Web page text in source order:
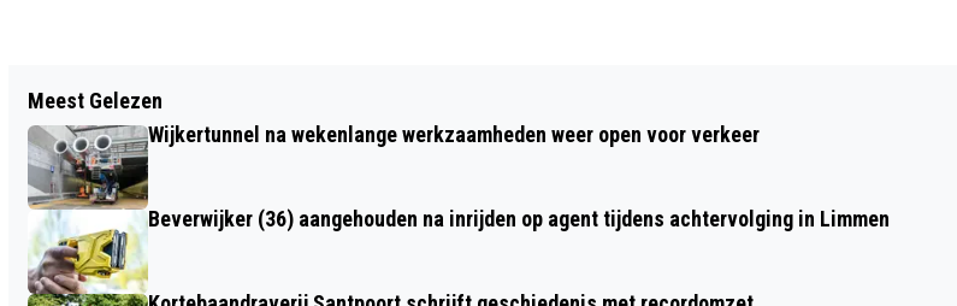
RAMON VIAL VERTREKT ALS CCO BIJ
BEVERWIJKSE FIETSPRODUCENT
OPTIMA CYCLES
CLUBKAMPIOENSCHAP FILMCLUB
AARDE”
Meest Gelezen
Wijkertunnel na wekenlange werkzaamheden weer open voor verkeer
Beverwijker (36) aangehouden na inrijden op agent tijdens achtervolging in Limmen